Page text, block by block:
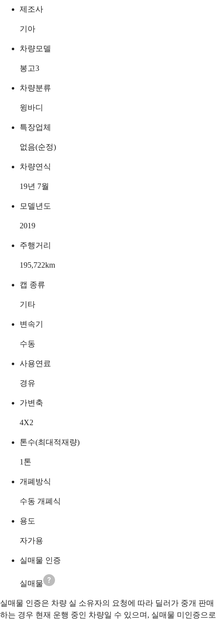
제조사
기아
차량모델
봉고3
차량분류
윙바디
특장업체
없음(순정)
차량연식
19년 7월
모델년도
2019
주행거리
195,722km
캡 종류
기타
변속기
수동
사용연료
경유
가변축
4X2
톤수(최대적재량)
1 톤
개폐방식
수동 개폐식
용도
자가용
실매물 인증
실매물
실매물 인증은 차량 실 소유자의 요청에 따라 딜러가 중개 판매
하는 경우 현재 운행 중인 차량일 수 있으며, 실매물 미인증으로